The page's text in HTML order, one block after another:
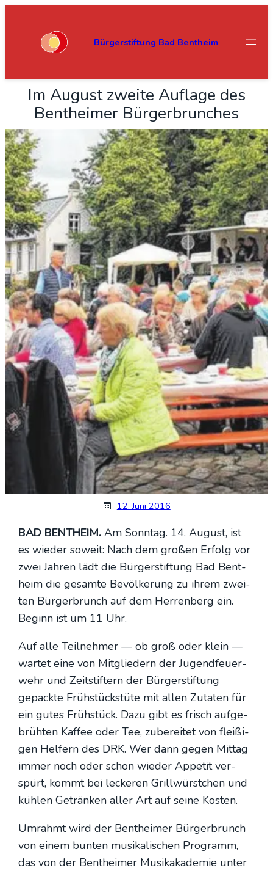
Bürgerstiftung Bad Bentheim
Im August zwei­te Auf­la­ge des
Bent­hei­mer Bür­ger­brun­ches
12. Juni 2016
BAD BENTHEIM. Am Sonn­tag. 14. August, ist
es wie­der soweit: Nach dem gro­ßen Erfolg vor
zwei Jah­ren lädt die Bür­ger­stif­tung Bad Bent­
heim die gesam­te Bevöl­ke­rung zu ihrem zwei­
ten Bür­ger­brunch auf dem Her­ren­berg ein.
Beginn ist um 11 Uhr.
Auf alle Teil­neh­mer — ob groß oder klein —
war­tet eine von Mit­glie­dern der Jugend­feu­er­
wehr und Zeit­stif­tern der Bür­ger­stif­tung
gepack­te Früh­stücks­tü­te mit allen Zuta­ten für
ein gutes Früh­stück. Dazu gibt es frisch auf­ge­
brüh­ten Kaf­fee oder Tee, zube­rei­tet von flei­ßi­
gen Hel­fern des DRK. Wer dann gegen Mit­tag
immer noch oder schon wie­der Appe­tit ver­
spürt, kommt bei lecke­ren Grill­würst­chen und
küh­len Geträn­ken aller Art auf sei­ne Kos­ten.
Umrahmt wird der Bent­hei­mer Bür­ger­brunch
von einem bun­ten musi­ka­li­schen Pro­gramm,
das von der Bent­hei­mer Musik­aka­de­mie unter